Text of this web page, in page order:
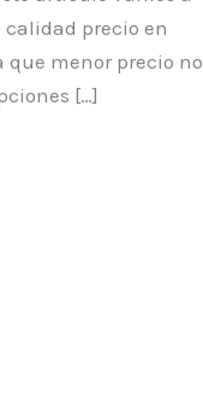
precio en
menor precio no
[…]